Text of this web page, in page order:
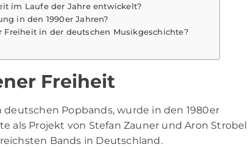
im Laufe der Jahre entwickelt?
in den 1990er Jahren?
in der deutschen Musikgeschichte?
Freiheit
Popbands, wurde in den 1980er
als Projekt von Stefan Zauner und Aron Strobel
Bands in Deutschland.